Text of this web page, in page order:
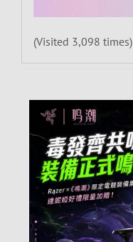
(Visited 3,098 times)